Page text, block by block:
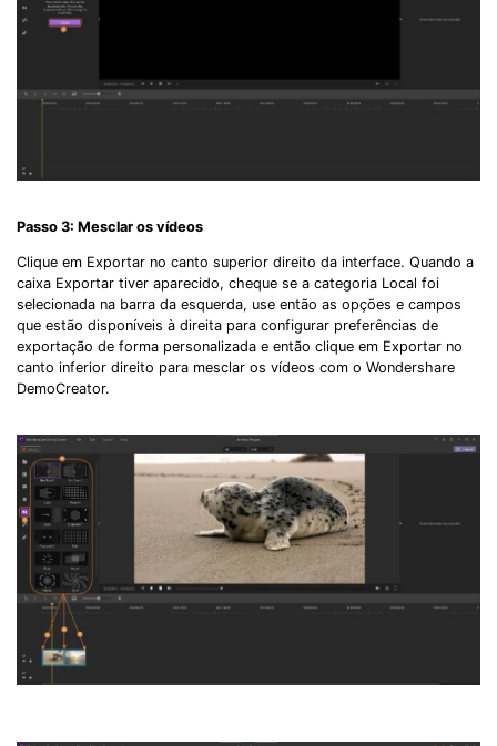
Passo 3: Mesclar os vídeos
Clique em Exportar no canto superior direito da interface. Quando a
caixa Exportar tiver aparecido, cheque se a categoria Local foi
selecionada na barra da esquerda, use então as opções e campos
que estão disponíveis à direita para configurar preferências de
exportação de forma personalizada e então clique em Exportar no
canto inferior direito para mesclar os vídeos com o Wondershare
DemoCreator.